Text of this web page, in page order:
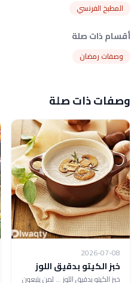
المطبخ الفرنسي
أقسام ذات صلة
وصفات رمضان
وصفات ذات صلة
2026-07-08
خبز الكيتو بدقيق اللوز
خبز الكيتو بدقيق اللوز ... لمن يتبعون